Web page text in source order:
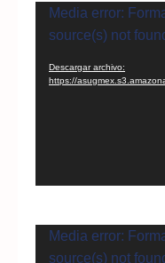
Reproductor
de
Media error:
source(s) not
Descargar archivo:
https://
Reproductor
de
Media error:
source(s) not